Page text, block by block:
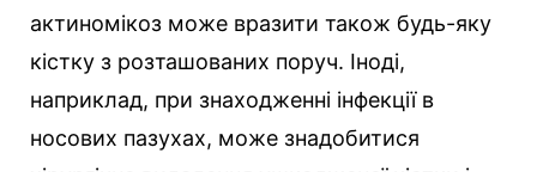
актиномікоз може вразити також будь-яку
кістку з розташованих поруч. Іноді,
наприклад, при знаходженні інфекції в
носових пазухах, може знадобитися